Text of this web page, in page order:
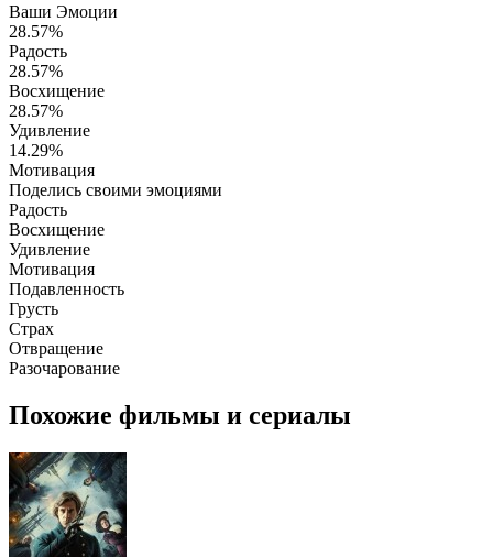
Ваши Эмоции
28.57%
Радость
28.57%
Восхищение
28.57%
Удивление
14.29%
Мотивация
Поделись своими эмоциями
Радость
Восхищение
Удивление
Мотивация
Подавленность
Грусть
Страх
Отвращение
Разочарование
Похожие фильмы и сериалы